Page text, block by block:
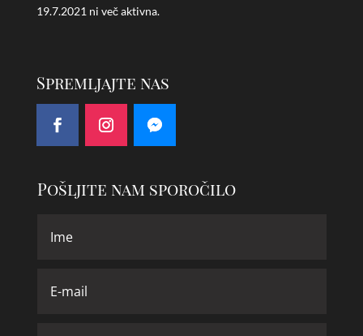
19.7.2021 ni več aktivna.
Spremljajte nas
Pošljite nam sporočilo